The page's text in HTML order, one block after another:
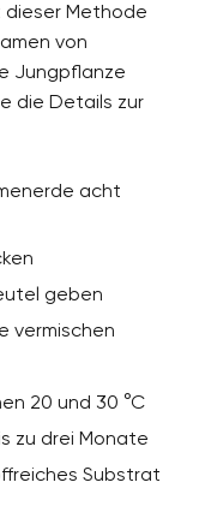
dieser Methode
von
Jungpflanze
die Details zur
acht
geben
vermischen
20 und 30 °C
zu drei Monate
Substrat